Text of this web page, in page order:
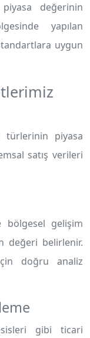
değerinin
yapılan
uygun
piyasa
satış verileri
bölgesel gelişim
değeri belirlenir.
için doğru analiz
gibi ticari